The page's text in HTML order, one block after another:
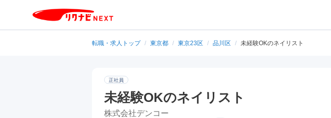
転職・求人トップ / 東京都 / 東京23区 / 品川区 / 未経験OKのネイリスト
正社員
未経験OKのネイリスト
株式会社デンコー